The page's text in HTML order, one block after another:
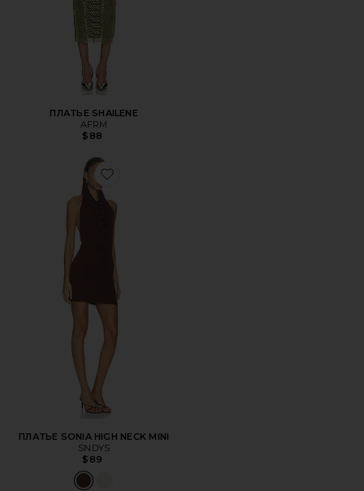
ПЛАТЬЕ SHAILENE
AFRM
$88
Favorite ПЛАТЬЕ SONIA HIGH NECK MINI
ПЛАТЬЕ SONIA HIGH NECK MINI
SNDYS
$89